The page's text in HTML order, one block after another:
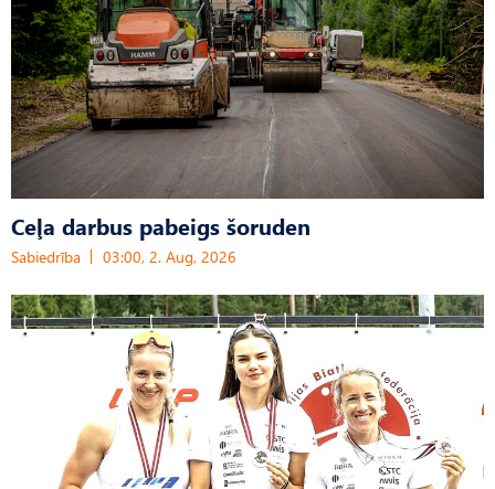
Ceļa darbus pabeigs šoruden
Sabiedrība 03:00, 2. Aug, 2026